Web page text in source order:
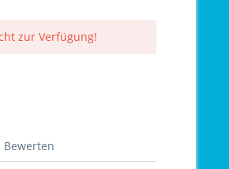
zur Verfügung!
Bewerten